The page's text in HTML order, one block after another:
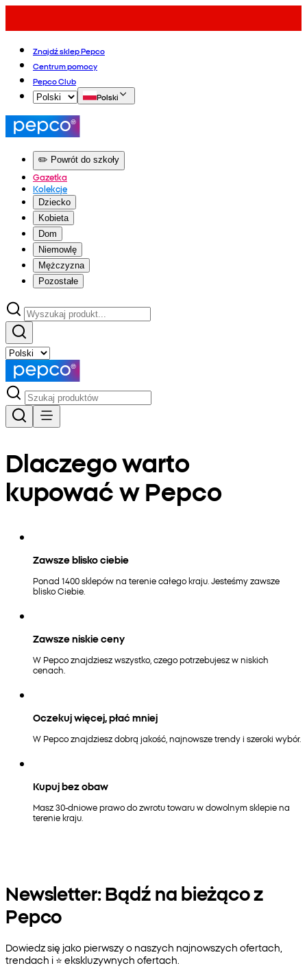
Znajdź sklep Pepco
Centrum pomocy
Pepco Club
Polski
✏️ Powrót do szkoły
Gazetka
Kolekcje
Dziecko
Kobieta
Dom
Niemowlę
Mężczyzna
Pozostałe
Dlaczego warto
kupować w Pepco
Zawsze blisko ciebie
Ponad 1400 sklepów na terenie całego kraju. Jesteśmy zawsze
blisko Ciebie.
Zawsze niskie ceny
W Pepco znajdziesz wszystko, czego potrzebujesz w niskich
cenach.
Oczekuj więcej, płać mniej
W Pepco znajdziesz dobrą jakość, najnowsze trendy i szeroki wybór.
Kupuj bez obaw
Masz 30-dniowe prawo do zwrotu towaru w dowolnym sklepie na
terenie kraju.
Newsletter: Bądź na bieżąco z
Pepco
Dowiedz się jako pierwszy o naszych najnowszych ofertach,
trendach i ⭐️ ekskluzywnych ofertach.